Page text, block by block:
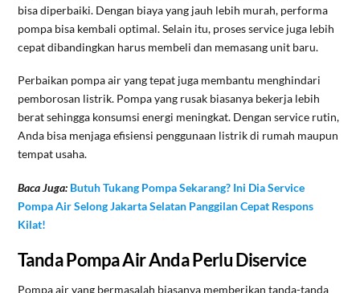
bisa diperbaiki. Dengan biaya yang jauh lebih murah, performa
pompa bisa kembali optimal. Selain itu, proses service juga lebih
cepat dibandingkan harus membeli dan memasang unit baru.
Perbaikan pompa air yang tepat juga membantu menghindari
pemborosan listrik. Pompa yang rusak biasanya bekerja lebih
berat sehingga konsumsi energi meningkat. Dengan service rutin,
Anda bisa menjaga efisiensi penggunaan listrik di rumah maupun
tempat usaha.
Baca Juga: Butuh Tukang Pompa Sekarang? Ini Dia Service
Pompa Air Selong Jakarta Selatan Panggilan Cepat Respons
Kilat!
Tanda Pompa Air Anda Perlu Diservice
Pompa air yang bermasalah biasanya memberikan tanda-tanda